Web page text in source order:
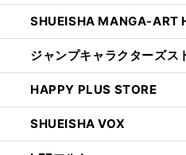
SHUEISHA MANGA-ART
ジャンプキャラクターズス
HAPPY PLUS STORE
SHUEISHA VOX